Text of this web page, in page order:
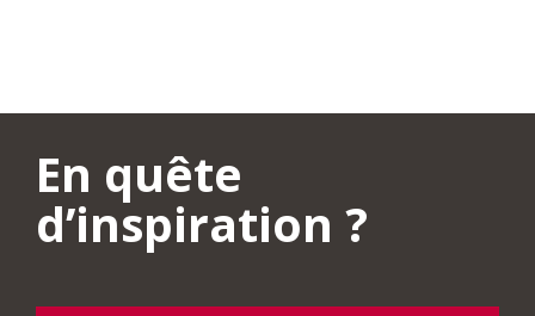
En quête
d’inspiration ?